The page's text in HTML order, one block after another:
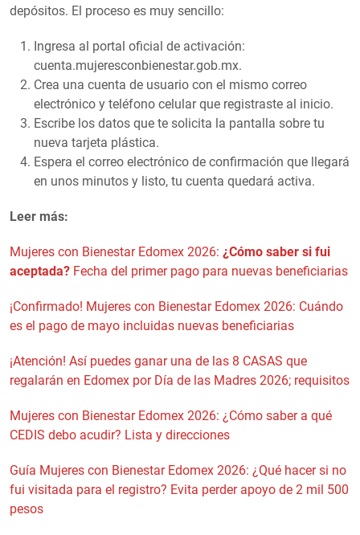
depósitos. El proceso es muy sencillo:
Ingresa al portal oficial de activación:
cuenta.mujeresconbienestar.gob.mx.
Crea una cuenta de usuario con el mismo correo
electrónico y teléfono celular que registraste al inicio.
Escribe los datos que te solicita la pantalla sobre tu
nueva tarjeta plástica.
Espera el correo electrónico de confirmación que llegará
en unos minutos y listo, tu cuenta quedará activa.
Leer más:
Mujeres con Bienestar Edomex 2026: ¿Cómo saber si fui
aceptada? Fecha del primer pago para nuevas beneficiarias
¡Confirmado! Mujeres con Bienestar Edomex 2026: Cuándo
es el pago de mayo incluidas nuevas beneficiarias
¡Atención! Así puedes ganar una de las 8 CASAS que
regalarán en Edomex por Día de las Madres 2026; requisitos
Mujeres con Bienestar Edomex 2026: ¿Cómo saber a qué
CEDIS debo acudir? Lista y direcciones
Guía Mujeres con Bienestar Edomex 2026: ¿Qué hacer si no
fui visitada para el registro? Evita perder apoyo de 2 mil 500
pesos